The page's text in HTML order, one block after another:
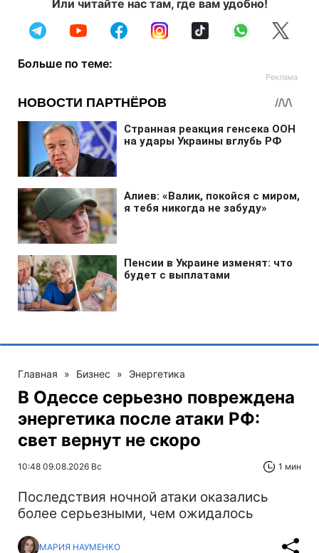
Или читайте нас там, где вам удобно!
Больше по теме:
Главная » Бизнес » Энергетика
В Одессе серьезно повреждена
энергетика после атаки РФ:
свет вернут не скоро
10:48 09.08.2026 Вс 1 мин
Последствия ночной атаки оказались
более серьезными, чем ожидалось
МАРИЯ НАУМЕНКО